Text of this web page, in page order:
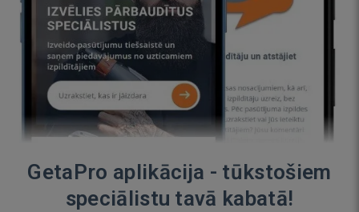
GetaPro aplikācija - tūkstošiem
speciālistu tavā kabatā!